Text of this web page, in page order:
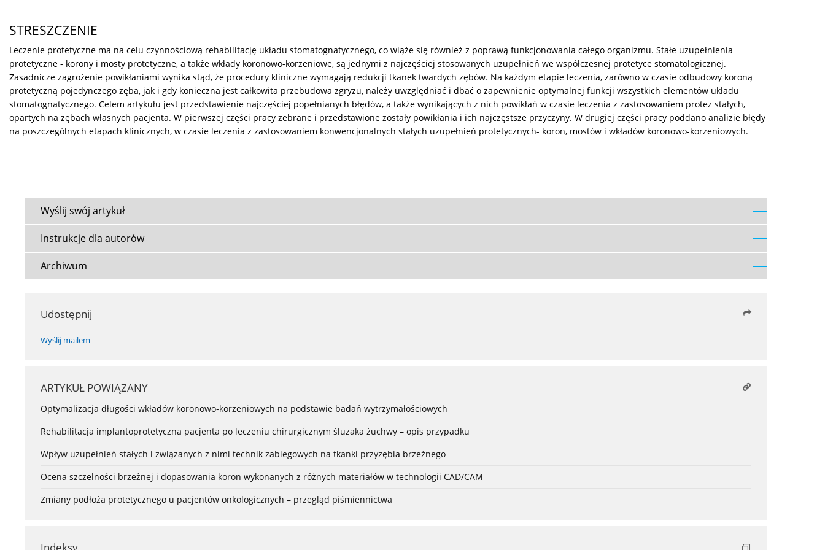
STRESZCZENIE
Leczenie protetyczne ma na celu czynnościową rehabilitację układu stomatognatycznego, co wiąże się również z poprawą funkcjonowania całego organizmu. Stałe uzupełnienia
protetyczne - korony i mosty protetyczne, a także wkłady koronowo-korzeniowe, są jednymi z najczęściej stosowanych uzupełnień we współczesnej protetyce stomatologicznej.
Zasadnicze zagrożenie powikłaniami wynika stąd, że procedury kliniczne wymagają redukcji tkanek twardych zębów. Na każdym etapie leczenia, zarówno w czasie odbudowy koroną
protetyczną pojedynczego zęba, jak i gdy konieczna jest całkowita przebudowa zgryzu, należy uwzględniać i dbać o zapewnienie optymalnej funkcji wszystkich elementów układu
stomatognatycznego. Celem artykułu jest przedstawienie najczęściej popełnianych błędów, a także wynikających z nich powikłań w czasie leczenia z zastosowaniem protez stałych,
opartych na zębach własnych pacjenta. W pierwszej części pracy zebrane i przedstawione zostały powikłania i ich najczęstsze przyczyny. W drugiej części pracy poddano analizie błędy
na poszczególnych etapach klinicznych, w czasie leczenia z zastosowaniem konwencjonalnych stałych uzupełnień protetycznych- koron, mostów i wkładów koronowo-korzeniowych.
Wyślij swój artykuł
Instrukcje dla autorów
Archiwum
Udostępnij
Wyślij mailem
ARTYKUŁ POWIĄZANY
Optymalizacja długości wkładów koronowo-korzeniowych na podstawie badań wytrzymałościowych
Rehabilitacja implantoprotetyczna pacjenta po leczeniu chirurgicznym śluzaka żuchwy – opis przypadku
Wpływ uzupełnień stałych i związanych z nimi technik zabiegowych na tkanki przyzębia brzeżnego
Ocena szczelności brzeżnej i dopasowania koron wykonanych z różnych materiałów w technologii CAD/CAM
Zmiany podłoża protetycznego u pacjentów onkologicznych – przegląd piśmiennictwa